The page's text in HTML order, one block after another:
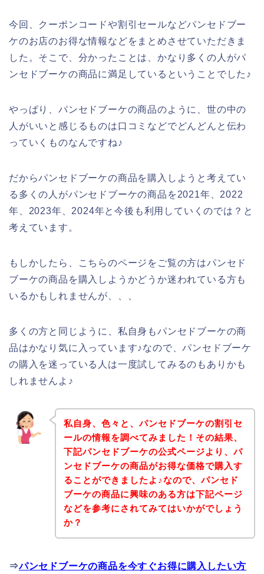
今回、クーポンコードや割引セールなどパンセドブー
ケのお店のお得な情報などをまとめさせていただきま
した。そこで、分かったことは、かなり多くの人がパ
ンセドブーケの商品に満足しているということでした♪
やっぱり、パンセドブーケの商品のように、世の中の
人がいいと感じるものは口コミなどでどんどんと伝わ
っていくものなんですね♪
だからパンセドブーケの商品を購入しようと考えてい
る多くの人がパンセドブーケの商品を2021年、2022
年、2023年、2024年と今後も利用していくのでは？と
考えています。
もしかしたら、こちらのページをご覧の方はパンセド
ブーケの商品を購入しようかどうか迷われている方も
いるかもしれませんが、、、
多くの方と同じように、私自身もパンセドブーケの商
品はかなり気に入っています♪なので、パンセドブーケ
の購入を迷っている人は一度試してみるのもありかも
しれませんよ♪
私自身、色々と、パンセドブーケの割引セ
ールの情報を調べてみました！その結果、
下記パンセドブーケの公式ページより、パ
ンセドブーケの商品がお得な価格で購入す
ることができましたよ♪なので、パンセド
ブーケの商品に興味のある方は下記ページ
などを参考にされてみてはいかがでしょう
か？
⇒パンセドブーケの商品を今すぐお得に購入したい方